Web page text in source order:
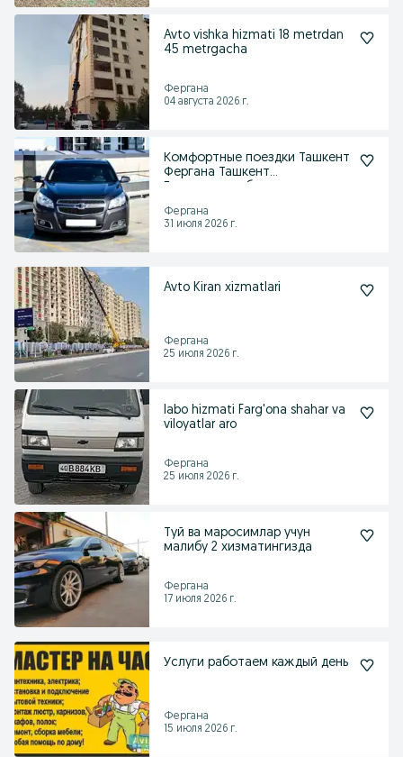
Avto vishka hizmati 18 metrdan
45 metrgacha
Фергана
04 августа 2026 г.
Комфортные поездки Ташкент
Фергана Ташкент
Фергана
31 июля 2026 г.
Avto Kiran xizmatlari
Фергана
25 июля 2026 г.
labo hizmati Farg'ona shahar va
viloyatlar aro
Фергана
25 июля 2026 г.
Туй ва маросимлар учун
малибу 2 хизматингизда
Фергана
17 июля 2026 г.
Услуги работаем каждый день
Фергана
15 июля 2026 г.